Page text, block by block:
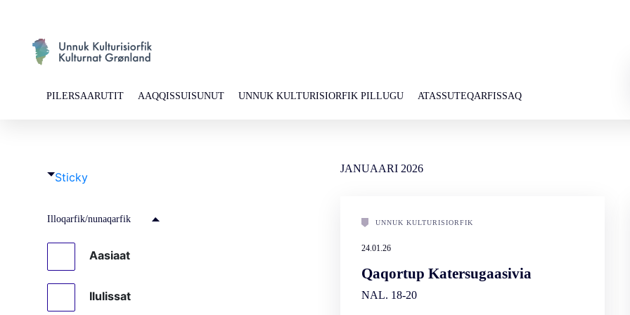
PILERSAARUTIT AAQQISSUISUNUT UNNUK KULTURISIORFIK PILLUGU ATASSUTEQARFISSAQ
Sticky
Illoqarfik/nunaqarfik
Aasiaat
Ilulissat
JANUAARI 2026
UNNUK KULTURISIORFIK
24.01.26
Qaqortup Katersugaasivia
NAL. 18-20